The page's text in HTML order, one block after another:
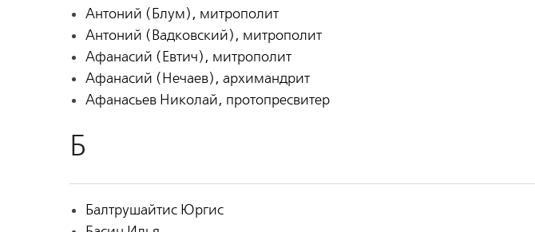
Антоний (Блум), митрополит
Антоний (Вадковский), митрополит
Афанасий (Евтич), митрополит
Афанасий (Нечаев), архимандрит
Афанасьев Николай, протопресвитер
Б
Балтрушайтис Юргис